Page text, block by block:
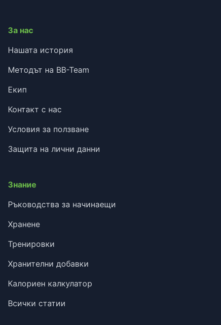
За нас
Нашата история
Методът на BB-Team
Екип
Контакт с нас
Условия за ползване
Защита на лични данни
Знание
Ръководства за начинаещи
Хранене
Тренировки
Хранителни добавки
Калориен калкулатор
Всички статии